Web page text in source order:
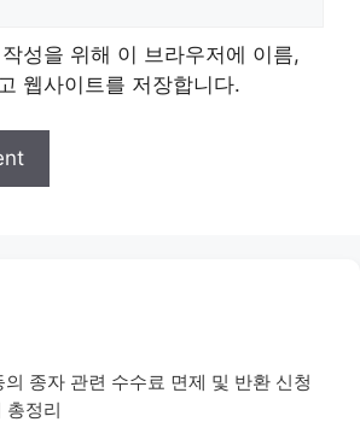
성을 위해 이 브라우저에 이름,
웹사이트를 저장합니다.
종자 관련 수수료 면제 및 반환 신청
총정리